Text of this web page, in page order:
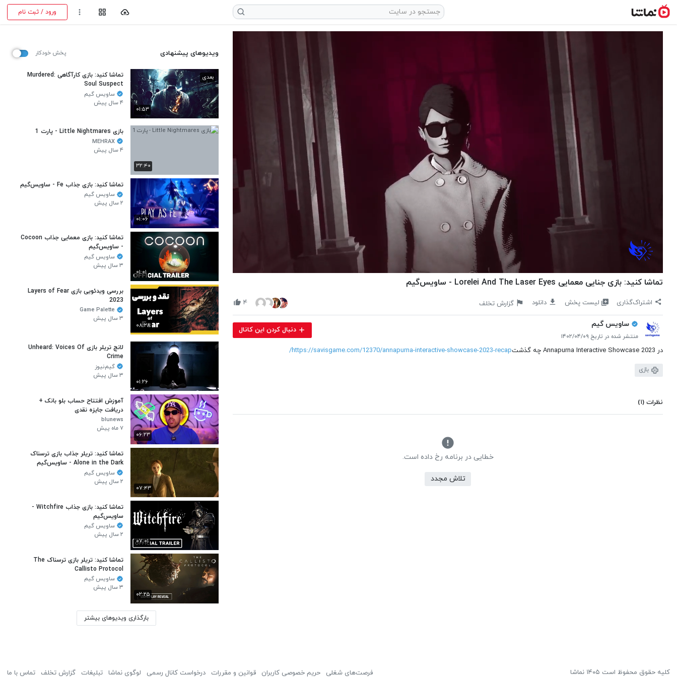
ورود / ثبت نام
تماشا کنید: بازی جنایی معمایی Lorelei And The Laser Eyes - ساویس‌گیم
اشتراک‌گذاری لیست پخش دانلود گزارش تخلف ۴
ساویس گیم
منتشر شده در تاریخ ۱۴۰۲/۰۴/۰۹
دنبال کردن این کانال
در Annapurna Interactive Showcase 2023 چه گذشت https://savisgame.com/12370/annapurna-interactive-showcase-2023-recap/
بازی
نظرات (۱)
خطایی در برنامه رخ داده است.
تلاش مجدد
ویدیوهای پیشنهادی پخش خودکار
۰۱:۵۳
بعدی
تماشا کنید: بازی کارآگاهی Murdered:
Soul Suspect
ساویس گیم
۴ سال پیش
۳۲:۴۰
بازی Little Nightmares - پارت 1
MEHRAX
۴ سال پیش
۰۱:۰۶
تماشا کنید: بازی جذاب Fe - ساویس‌گیم
ساویس گیم
۲ سال پیش
۰۱:۰۱
تماشا کنید: بازی معمایی جذاب Cocoon
- ساویس‌گیم
ساویس گیم
۳ سال پیش
۰۸:۲۸
بررسی ویدئویی بازی Layers of Fear
2023
Game Palette
۳ سال پیش
۰۱:۲۶
لانچ تریلر بازی Unheard: Voices Of
Crime
گیم‌نیوز
۳ سال پیش
۰۶:۲۳
آموزش افتتاح حساب بلو بانک +
دریافت جایزه نقدی
blunews
۷ ماه پیش
۰۷:۴۳
تماشا کنید: تریلر جذاب بازی ترسناک
Alone in the Dark - ساویس‌گیم
ساویس گیم
۲ سال پیش
۰۷:۰۱
تماشا کنید: بازی جذاب Witchfire -
ساویس‌گیم
ساویس گیم
۲ سال پیش
۰۲:۲۵
تماشا کنید: تریلر بازی ترسناک The
Callisto Protocol
ساویس گیم
۳ سال پیش
بارگذاری ویدیوهای بیشتر
کلیه حقوق محفوظ است ۱۴۰۵ نماشا فرصت‌های شغلی حریم خصوصی کاربران قوانین و مقررات درخواست کانال رسمی لوگوی نماشا تبلیغات گزارش تخلف تماس با ما